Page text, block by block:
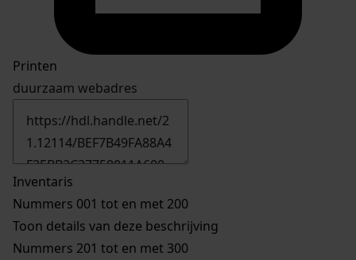
Printen
duurzaam webadres
Inventaris
Nummers 001 tot en met 200
Toon details van deze beschrijving
Nummers 201 tot en met 300